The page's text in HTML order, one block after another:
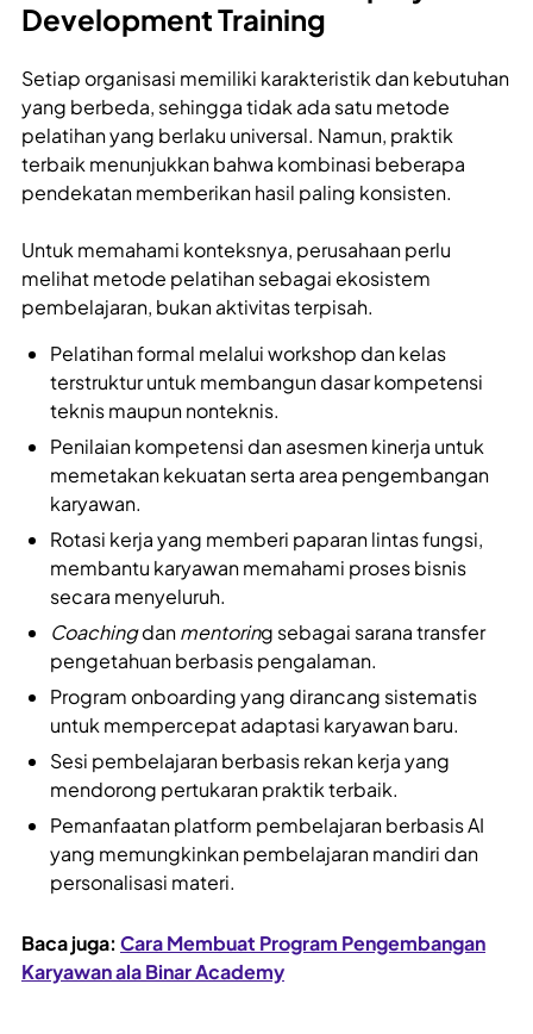
Development Training
Setiap organisasi memiliki karakteristik dan kebutuhan
yang berbeda, sehingga tidak ada satu metode
pelatihan yang berlaku universal. Namun, praktik
terbaik menunjukkan bahwa kombinasi beberapa
pendekatan memberikan hasil paling konsisten.
Untuk memahami konteksnya, perusahaan perlu
melihat metode pelatihan sebagai ekosistem
pembelajaran, bukan aktivitas terpisah.
Pelatihan formal melalui workshop dan kelas
terstruktur untuk membangun dasar kompetensi
teknis maupun nonteknis.
Penilaian kompetensi dan asesmen kinerja untuk
memetakan kekuatan serta area pengembangan
karyawan.
Rotasi kerja yang memberi paparan lintas fungsi,
membantu karyawan memahami proses bisnis
secara menyeluruh.
Coachingdanmentoring sebagai sarana transfer
pengetahuan berbasis pengalaman.
Program onboarding yang dirancang sistematis
untuk mempercepat adaptasi karyawan baru.
Sesi pembelajaran berbasis rekan kerja yang
mendorong pertukaran praktik terbaik.
Pemanfaatan platform pembelajaran berbasis AI
yang memungkinkan pembelajaran mandiri dan
personalisasi materi.
Baca juga: Cara Membuat Program Pengembangan
Karyawan ala Binar Academy